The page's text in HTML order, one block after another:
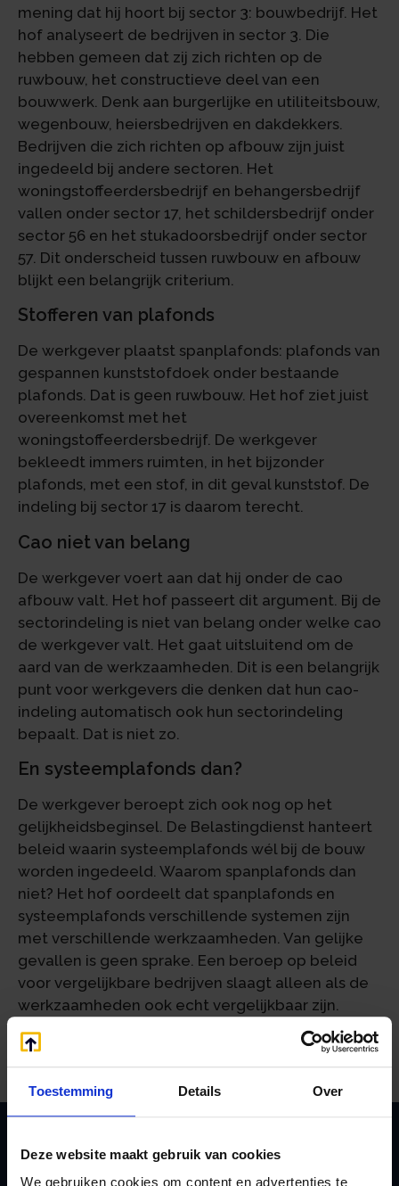
Toestemming Details Over
Deze website maakt gebruik van cookies
We gebruiken cookies om content en advertenties te
mening dat hij hoort bij sector 3: bouwbedrijf. Het
hof analyseert de bedrijven in sector 3. Die
hebben gemeen dat zij zich richten op de
ruwbouw, het constructieve deel van een
bouwwerk. Denk aan burgerlijke en utiliteitsbouw,
wegenbouw, heiersbedrijven en dakdekkers.
Bedrijven die zich richten op afbouw zijn juist
ingedeeld bij andere sectoren. Het
woningstoffeerdersbedrijf en behangersbedrijf
vallen onder sector 17, het schildersbedrijf onder
sector 56 en het stukadoorsbedrijf onder sector
57. Dit onderscheid tussen ruwbouw en afbouw
blijkt een belangrijk criterium.
Stofferen van plafonds
De werkgever plaatst spanplafonds: plafonds van
gespannen kunststofdoek onder bestaande
plafonds. Dat is geen ruwbouw. Het hof ziet juist
overeenkomst met het
woningstoffeerdersbedrijf. De werkgever
bekleedt immers ruimten, in het bijzonder
plafonds, met een stof, in dit geval kunststof. De
indeling bij sector 17 is daarom terecht.
Cao niet van belang
De werkgever voert aan dat hij onder de cao
afbouw valt. Het hof passeert dit argument. Bij de
sectorindeling is niet van belang onder welke cao
de werkgever valt. Het gaat uitsluitend om de
aard van de werkzaamheden. Dit is een belangrijk
punt voor werkgevers die denken dat hun cao-
indeling automatisch ook hun sectorindeling
bepaalt. Dat is niet zo.
En systeemplafonds dan?
De werkgever beroept zich ook nog op het
gelijkheidsbeginsel. De Belastingdienst hanteert
beleid waarin systeemplafonds wél bij de bouw
worden ingedeeld. Waarom spanplafonds dan
niet? Het hof oordeelt dat spanplafonds en
systeemplafonds verschillende systemen zijn
met verschillende werkzaamheden. Van gelijke
gevallen is geen sprake. Een beroep op beleid
voor vergelijkbare bedrijven slaagt alleen als de
werkzaamheden ook echt vergelijkbaar zijn.
Bron:Gerechtshof Arnhem-Leeuwarden | jurisprudentie |
ECLI:NL:GHARL:2026:2744 | 20-04-2026
Zoeken